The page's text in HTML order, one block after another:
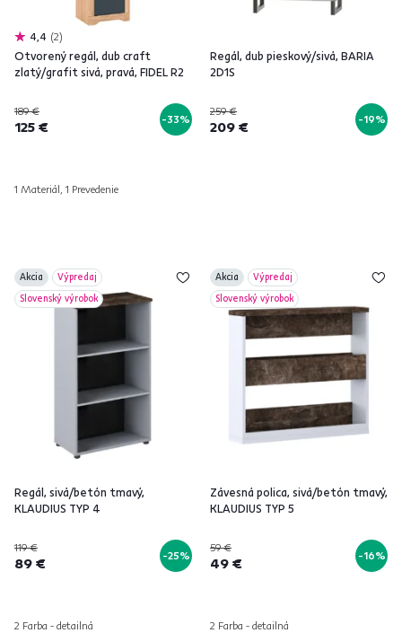
4,4 2
Otvorený regál, dub craft
zlatý/grafit sivá, pravá, FIDEL R2
189 €
125 € -33%
1 Materiál, 1 Prevedenie
Regál, dub pieskový/sivá, BARIA
2D1S
259 €
209 € -19%
Akcia
Výpredaj
Slovenský výrobok
Regál, sivá/betón tmavý,
KLAUDIUS TYP 4
119 €
89 € -25%
2 Farba - detailná
Akcia
Výpredaj
Slovenský výrobok
Závesná polica, sivá/betón tmavý,
KLAUDIUS TYP 5
59 €
49 € -16%
2 Farba - detailná